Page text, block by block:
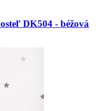
DK504 - béžová